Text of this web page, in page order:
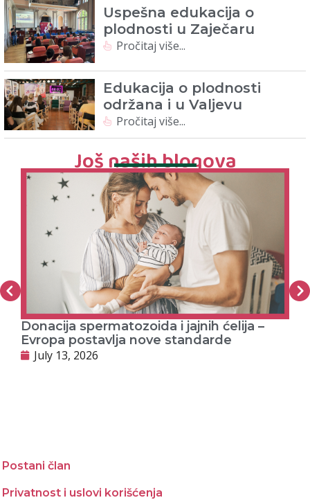
Uspešna edukacija o
plodnosti u Zaječaru
Pročitaj više...
Edukacija o plodnosti
održana i u Valjevu
Pročitaj više...
Još naših blogova
Donacija spermatozoida i jajnih ćelija –
Evropa postavlja nove standarde
July 13, 2026
Postani član
Privatnost i uslovi korišćenja